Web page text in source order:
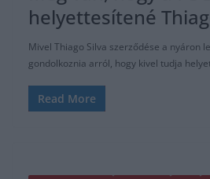
helyettesítené
Mivel Thiago Silva szerződése a nyáron
gondolkoznia arról, hogy kivel tudja
Read More